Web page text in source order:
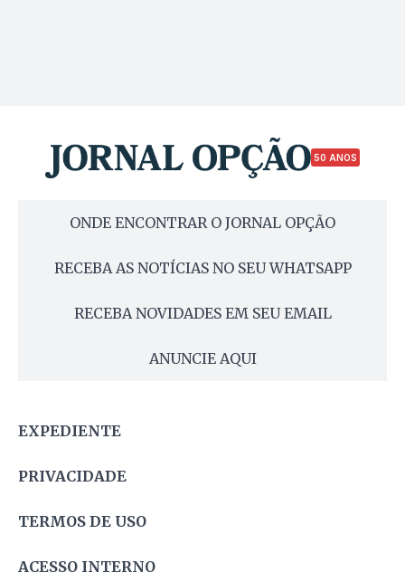
50 ANOS
ONDE ENCONTRAR O JORNAL OPÇÃO
RECEBA AS NOTÍCIAS NO SEU WHATSAPP
RECEBA NOVIDADES EM SEU EMAIL
ANUNCIE AQUI
EXPEDIENTE
PRIVACIDADE
TERMOS DE USO
ACESSO INTERNO